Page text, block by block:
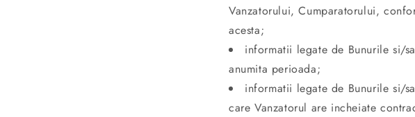
Vanzatorului, Cumparatorului,
acesta;
informatii legate de Bunurile si/
anumita perioada;
informatii legate de Bunurile si/
care Vanzatorul are incheiate